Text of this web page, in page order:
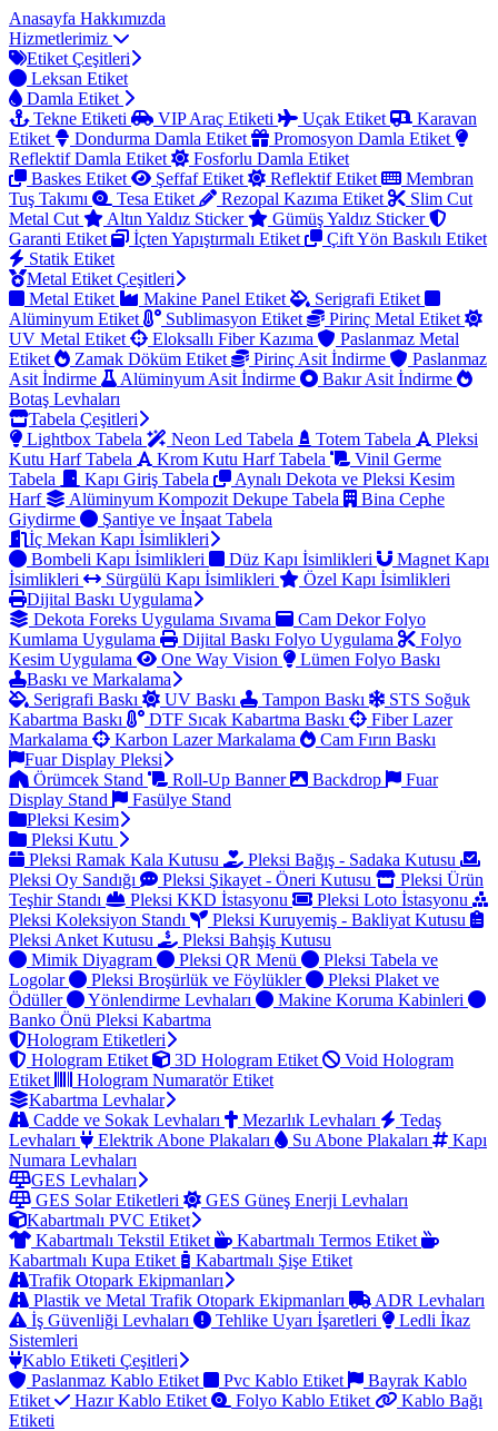
Anasayfa Hakkımızda
Hizmetlerimiz
Etiket Çeşitleri
Leksan Etiket
Damla Etiket
Tekne Etiketi
VIP Araç Etiketi Uçak Etiket
Karavan
Etiket
Dondurma Damla Etiket
Promosyon Damla Etiket
Reflektif Damla Etiket
Fosforlu Damla Etiket
Baskes Etiket
Şeffaf Etiket Reflektif Etiket
Membran
Tuş Takımı
Tesa Etiket Rezopal Kazıma Etiket
Slim Cut
Metal Cut
Altın Yaldız Sticker
Gümüş Yaldız Sticker
Garanti Etiket
İçten Yapıştırmalı Etiket
Çift Yön Baskılı Etiket
Statik Etiket
Metal Etiket Çeşitleri
Metal Etiket
Makine Panel Etiket
Serigrafi Etiket
Alüminyum Etiket
Sublimasyon Etiket
Pirinç Metal Etiket
UV Metal Etiket
Eloksallı Fiber Kazıma
Paslanmaz Metal
Etiket
Zamak Döküm Etiket Pirinç Asit İndirme
Paslanmaz
Asit İndirme
Alüminyum Asit İndirme
Bakır Asit İndirme
Botaş Levhaları
Tabela Çeşitleri
Lightbox Tabela
Neon Led Tabela Totem Tabela
Pleksi
Kutu Harf Tabela
Krom Kutu Harf Tabela
Vinil Germe
Tabela
Kapı Giriş Tabela
Aynalı Dekota ve Pleksi Kesim
Harf
Alüminyum Kompozit Dekupe Tabela
Bina Cephe
Giydirme
Şantiye ve İnşaat Tabela
İç Mekan Kapı İsimlikleri
Bombeli Kapı İsimlikleri
Düz Kapı İsimlikleri
Magnet Kapı
İsimlikleri
Sürgülü Kapı İsimlikleri
Özel Kapı İsimlikleri
Dijital Baskı Uygulama
Dekota Foreks Uygulama Sıvama
Cam Dekor Folyo
Kumlama Uygulama
Dijital Baskı Folyo Uygulama
Folyo
Kesim Uygulama
One Way Vision
Lümen Folyo Baskı
Baskı ve Markalama
Serigrafi Baskı
UV Baskı Tampon Baskı
STS Soğuk
Kabartma Baskı
DTF Sıcak Kabartma Baskı
Fiber Lazer
Markalama
Karbon Lazer Markalama
Cam Fırın Baskı
Fuar Display Pleksi
Örümcek Stand
Roll-Up Banner Backdrop
Fuar
Display Stand
Fasülye Stand
Pleksi Kesim
Pleksi Kutu
Pleksi Ramak Kala Kutusu
Pleksi Bağış - Sadaka Kutusu
Pleksi Oy Sandığı
Pleksi Şikayet - Öneri Kutusu
Pleksi Ürün
Teşhir Standı
Pleksi KKD İstasyonu
Pleksi Loto İstasyonu
Pleksi Koleksiyon Standı
Pleksi Kuruyemiş - Bakliyat Kutusu
Pleksi Anket Kutusu
Pleksi Bahşiş Kutusu
Mimik Diyagram
Pleksi QR Menü
Pleksi Tabela ve
Logolar
Pleksi Broşürlük ve Föylükler
Pleksi Plaket ve
Ödüller
Yönlendirme Levhaları
Makine Koruma Kabinleri
Banko Önü Pleksi Kabartma
Hologram Etiketleri
Hologram Etiket
3D Hologram Etiket
Void Hologram
Etiket
Hologram Numaratör Etiket
Kabartma Levhalar
Cadde ve Sokak Levhaları
Mezarlık Levhaları
Tedaş
Levhaları
Elektrik Abone Plakaları Su Abone Plakaları
Kapı
Numara Levhaları
GES Levhaları
GES Solar Etiketleri
GES Güneş Enerji Levhaları
Kabartmalı PVC Etiket
Kabartmalı Tekstil Etiket
Kabartmalı Termos Etiket
Kabartmalı Kupa Etiket
Kabartmalı Şişe Etiket
Trafik Otopark Ekipmanları
Plastik ve Metal Trafik Otopark Ekipmanları
ADR Levhaları
İş Güvenliği Levhaları
Tehlike Uyarı İşaretleri
Ledli İkaz
Sistemleri
Kablo Etiketi Çeşitleri
Paslanmaz Kablo Etiket
Pvc Kablo Etiket
Bayrak Kablo
Etiket
Hazır Kablo Etiket Folyo Kablo Etiket
Kablo Bağı
Etiketi